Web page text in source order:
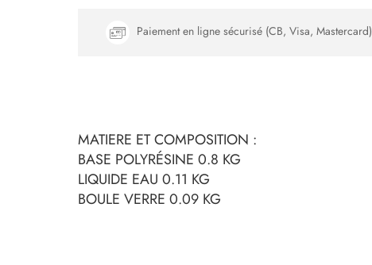
Paiement en ligne sécurisé (CB, Visa, Mastercard)
MATIERE ET COMPOSITION :
BASE POLYRÉSINE 0.8 KG
LIQUIDE EAU 0.11 KG
BOULE VERRE 0.09 KG